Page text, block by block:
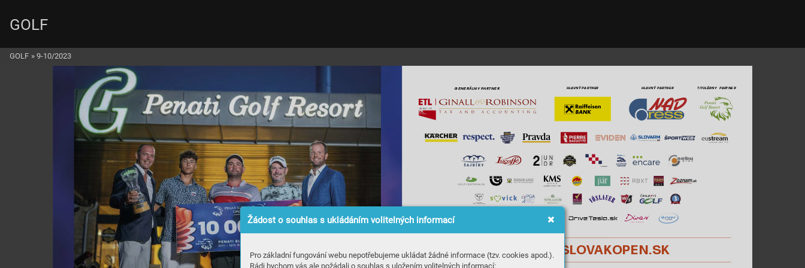
Žádost o souhlas s ukládáním volitelných informací
Pro základní fungování webu nepotřebujeme ukládat žádné informace (tzv. cookies apod.).
Rádi bychom vás ale požádali o souhlas s uložením volitelných informací:
HLAVNÝ PARTNER TITULÁRNY  PARTNER
HLAVNÝ PARTNER
GENERÁLNY PARTNER
WWW.GOLFSLOVAKOPEN.SK
GOLF
GOLF » 9-10/2023